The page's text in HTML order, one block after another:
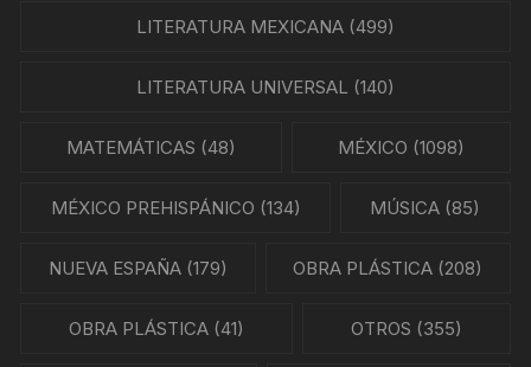
LITERATURA MEXICANA(499)
LITERATURA UNIVERSAL (140)
MATEMÁTICAS (48) MÉXICO (1098)
MÉXICO PREHISPÁNICO (134) MÚSICA (85)
NUEVA ESPAÑA(179) OBRA PLÁSTICA (208)
OBRA PLÁSTICA (41) OTROS (355)